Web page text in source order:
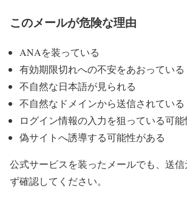
このメールが危険な理由
ANAを装っている
有効期限切れへの不安をあおっている
不自然な日本語が見られる
不自然なドメインから送信されている
ログイン情報の入力を狙っている可能
偽サイトへ誘導する可能性がある
公式サービスを装ったメールでも、送
ず確認してください。